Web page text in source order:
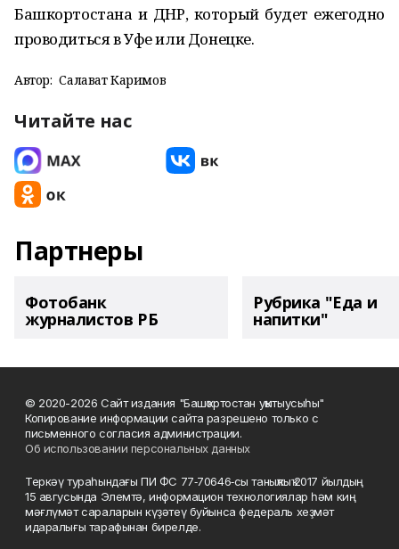
Башкортостана и ДНР, который будет ежегодно
проводиться в Уфе или Донецке.
Автор: Салават Каримов
Читайте нас
Партнеры
Фотобанк
журналистов РБ
Рубрика "Еда и
напитки"
© 2020-2026 Сайт издания "Башҡортостан уҡытыусыһы"
Копирование информации сайта разрешено только с
письменного согласия администрации.
Об использовании персональных данных
Теркәү тураһындағы ПИ ФС 77‑70646‑сы таныҡлыҡ 2017 йылдың
15 авгусында Элемтә, информацион технологиялар һәм киң
мәғлүмәт сараларын күҙәтеү буйынса федераль хеҙмәт
идаралығы тарафынан бирелде.